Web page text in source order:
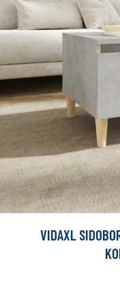
VIDAXL